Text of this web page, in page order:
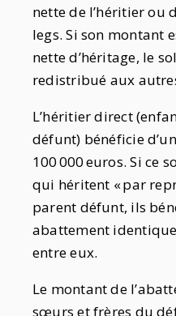
nette de l’héritier ou
legs. Si son montant
nette d’héritage, le
redistribué aux
L’héritier direct
défunt) bénéficie
100 000 euros. Si ce
qui héritent « par
parent défunt, ils
abattement
entre eux.
Le montant de
sœurs et frères du